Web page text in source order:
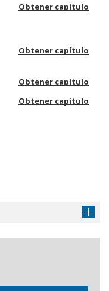
Obtener capítulo
Obtener capítulo
Obtener capítulo
Obtener capítulo